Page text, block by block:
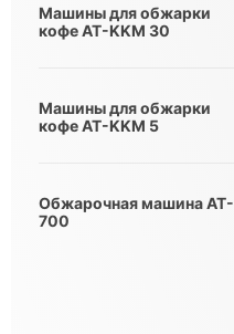
Машины для обжарки
кофе AT-KKM 30
Машины для обжарки
кофе AT-KKM 5
Обжарочная машина AT-
700